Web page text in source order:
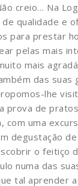
creio… Na
de qualidade e
para prestar
pelas mais
mais
das suas
lhe
prova de
com uma
degustação
o feitiço
numa das
tal aprender